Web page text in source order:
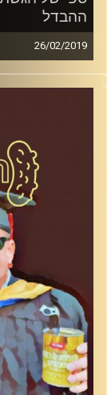
ההבדל
26/02/2019
פרופסור
שיעשו את
קרדיט תמונות: